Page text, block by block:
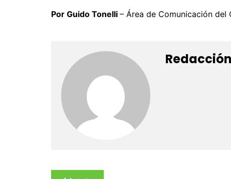
Por Guido Tonelli – Área de Comunicación del